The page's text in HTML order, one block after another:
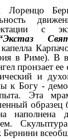
Лоренцо
с
в Риме). В
пронзает
и
к Богу -
Эта
образец
наполнена
Бернини